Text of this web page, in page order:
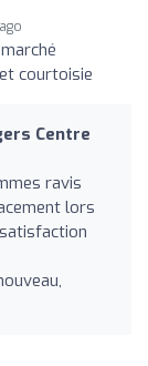
courtoisie
Centre
ravis
lors